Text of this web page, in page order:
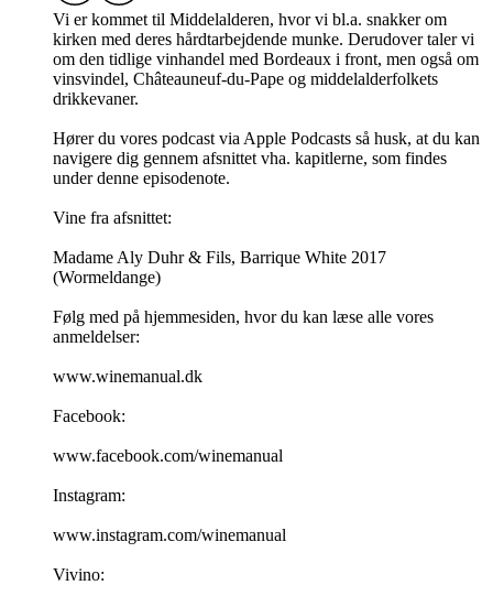
Vi er kommet til Middelalderen, hvor vi bl.a. snakker om
kirken med deres hårdtarbejdende munke. Derudover taler vi
om den tidlige vinhandel med Bordeaux i front, men også om
vinsvindel, Châteauneuf-du-Pape og middelalderfolkets
drikkevaner.
Hører du vores podcast via Apple Podcasts så husk, at du kan
navigere dig gennem afsnittet vha. kapitlerne, som findes
under denne episodenote.
Vine fra afsnittet:
Madame Aly Duhr & Fils, Barrique White 2017
(Wormeldange)
Følg med på hjemmesiden, hvor du kan læse alle vores
anmeldelser:
www.winemanual.dk
Facebook:
www.facebook.com/winemanual
Instagram:
www.instagram.com/winemanual
Vivino: